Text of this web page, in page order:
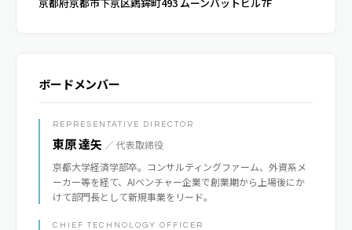
ボードメンバー
REPRESENTATIVE DIRECTOR
東原 達矢 ／ 代表取締役
京都大学経済学部卒。コンサルティングファーム、外資系メ
ーカー等を経て、AIベンチャー企業で創業期から上場後にか
けて部門長として新規事業をリード。
CHIEF TECHNOLOGY OFFICER